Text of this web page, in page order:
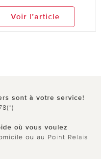
Voir l’article
sont à votre service!
où vous voulez
ou au Point Relais